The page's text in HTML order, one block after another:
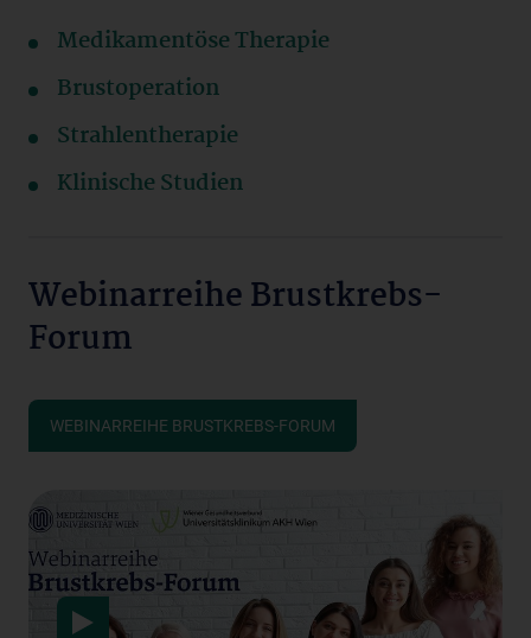
Medikamentöse Therapie
Brustoperation
Strahlentherapie
Klinische Studien
Webinarreihe Brustkrebs-
Forum
WEBINARREIHE BRUSTKREBS-FORUM
Data protection